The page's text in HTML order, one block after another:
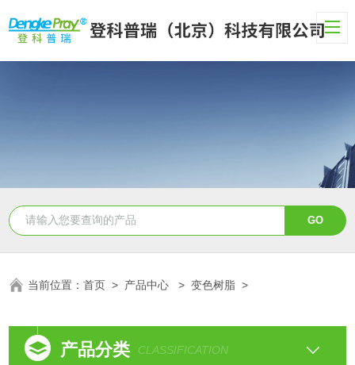
当前位置：首页 > 产品中心 >变色树脂 >
产品分类 CLASSIFICATION